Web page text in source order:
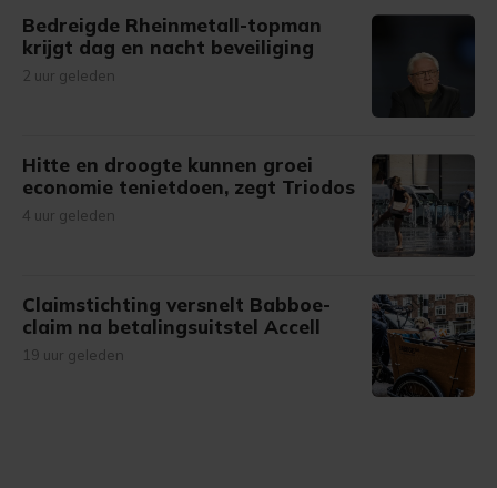
Bedreigde Rheinmetall-topman
krijgt dag en nacht beveiliging
2 uur geleden
Hitte en droogte kunnen groei
economie tenietdoen, zegt Triodos
4 uur geleden
Claimstichting versnelt Babboe-
claim na betalingsuitstel Accell
19 uur geleden